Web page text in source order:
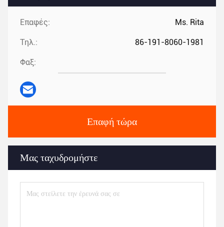
Επαφές: Ms. Rita
Τηλ.: 86-191-8060-1981
Φαξ:
Επαφή τώρα
Μας ταχυδρομήστε